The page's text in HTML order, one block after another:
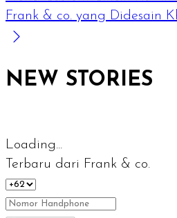
Frank & co. yang Didesain
NEW STORIES
Loading...
Terbaru dari Frank & co.